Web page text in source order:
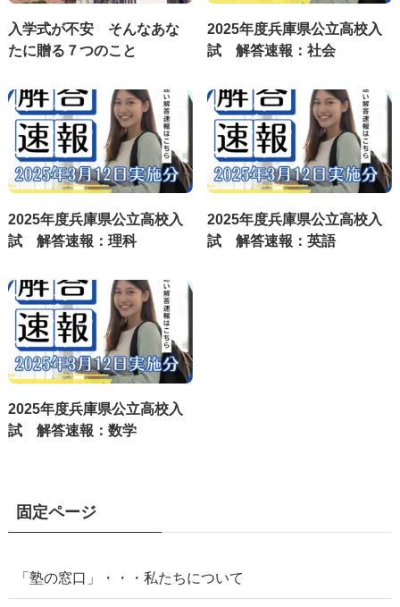
入学式が不安 そんなあな
たに贈る７つのこと
2025年度兵庫県公立高校入
試 解答速報：社会
2025年度兵庫県公立高校入
試 解答速報：理科
2025年度兵庫県公立高校入
試 解答速報：英語
2025年度兵庫県公立高校入
試 解答速報：数学
固定ページ
「塾の窓口」・・・私たちについて